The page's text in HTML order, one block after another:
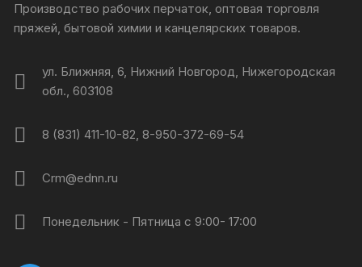
Производство рабочих перчаток, оптовая торговля
пряжей, бытовой химии и канцелярских товаров.
ул. Ближняя, 6, Нижний Новгород, Нижегородская
обл., 603108
8 (831) 411-10-82, 8-950-372-69-54
Crm@ednn.ru
Понедельник - Пятница с 9:00- 17:00